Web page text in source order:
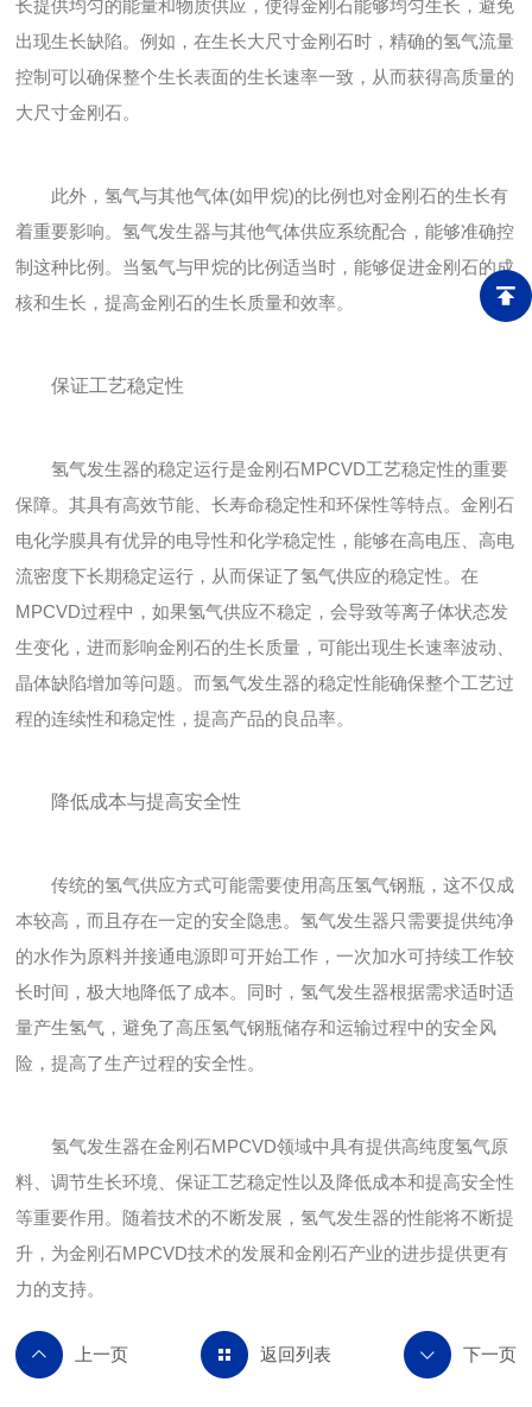
长提供均匀的能量和物质供应，使得金刚石能够均匀生长，避免
出现生长缺陷。例如，在生长大尺寸金刚石时，精确的氢气流量
控制可以确保整个生长表面的生长速率一致，从而获得高质量的
大尺寸金刚石。
此外，氢气与其他气体(如甲烷)的比例也对金刚石的生长有
着重要影响。氢气发生器与其他气体供应系统配合，能够准确控
制这种比例。当氢气与甲烷的比例适当时，能够促进金刚石的成
核和生长，提高金刚石的生长质量和效率。
保证工艺稳定性
氢气发生器的稳定运行是金刚石MPCVD工艺稳定性的重要
保障。其具有高效节能、长寿命稳定性和环保性等特点。金刚石
电化学膜具有优异的电导性和化学稳定性，能够在高电压、高电
流密度下长期稳定运行，从而保证了氢气供应的稳定性。在
MPCVD过程中，如果氢气供应不稳定，会导致等离子体状态发
生变化，进而影响金刚石的生长质量，可能出现生长速率波动、
晶体缺陷增加等问题。而氢气发生器的稳定性能确保整个工艺过
程的连续性和稳定性，提高产品的良品率。
降低成本与提高安全性
传统的氢气供应方式可能需要使用高压氢气钢瓶，这不仅成
本较高，而且存在一定的安全隐患。氢气发生器只需要提供纯净
的水作为原料并接通电源即可开始工作，一次加水可持续工作较
长时间，极大地降低了成本。同时，氢气发生器根据需求适时适
量产生氢气，避免了高压氢气钢瓶储存和运输过程中的安全风
险，提高了生产过程的安全性。
氢气发生器在金刚石MPCVD领域中具有提供高纯度氢气原
料、调节生长环境、保证工艺稳定性以及降低成本和提高安全性
等重要作用。随着技术的不断发展，氢气发生器的性能将不断提
升，为金刚石MPCVD技术的发展和金刚石产业的进步提供更有
力的支持。
返回列表